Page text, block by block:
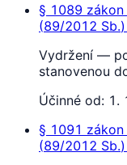
§ 1089
(89/2012 Sb.)
Vydržení —
stanovenou
Účinné od: 1.
§ 1091
(89/2012 Sb.)